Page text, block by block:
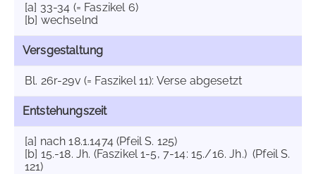
[a] 33-34 (= Faszikel 6)
[b] wechselnd
Versgestaltung
Bl. 26r-29v (= Faszikel 11): Verse abgesetzt
Entstehungszeit
[a] nach 18.1.1474 (Pfeil S. 125)
[b] 15.-18. Jh. (Faszikel 1-5, 7-14: 15./16. Jh.) (Pfeil S.
121)